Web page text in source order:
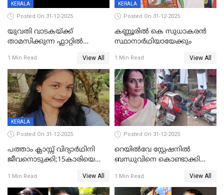
KERALA
Posted On 31-12-2025
യുവതി വാടകയ്ക്ക്
താമസിക്കുന്ന ഫ്ലാറ്റില്‍
സംഭവം കൈതപ്പൊയിലില്‍
1 Min Read View All
KERALA
Posted On 31-12-2025
കണ്ണൂരിൽ കെ സുധാകരൻ
സ്ഥാനാർഥിയായേക്കും
1 Min Read View All
KERALA
Posted On 31-12-2025
പത്താം ക്ലാസ്സ് വിദ്യാര്‍ഥിനി
ജീവനൊടുക്കി;15കാരിയെ
കിടപ്പുമുറിയില്‍ തൂങ്ങി മരിച്ച
നിലയിൽ
1 Min Read View All
Posted On 31-12-2025
റെയിൽവേ സ്റ്റേഷനിൽ
ബന്ധുവിനെ കൊണ്ടാക്കി
ലോറി സ്കൂട്ടറിൽ ഇടിച്ചു :
യുവതിക്ക് ദാരുണാന്ത്യം
1 Min Read View All